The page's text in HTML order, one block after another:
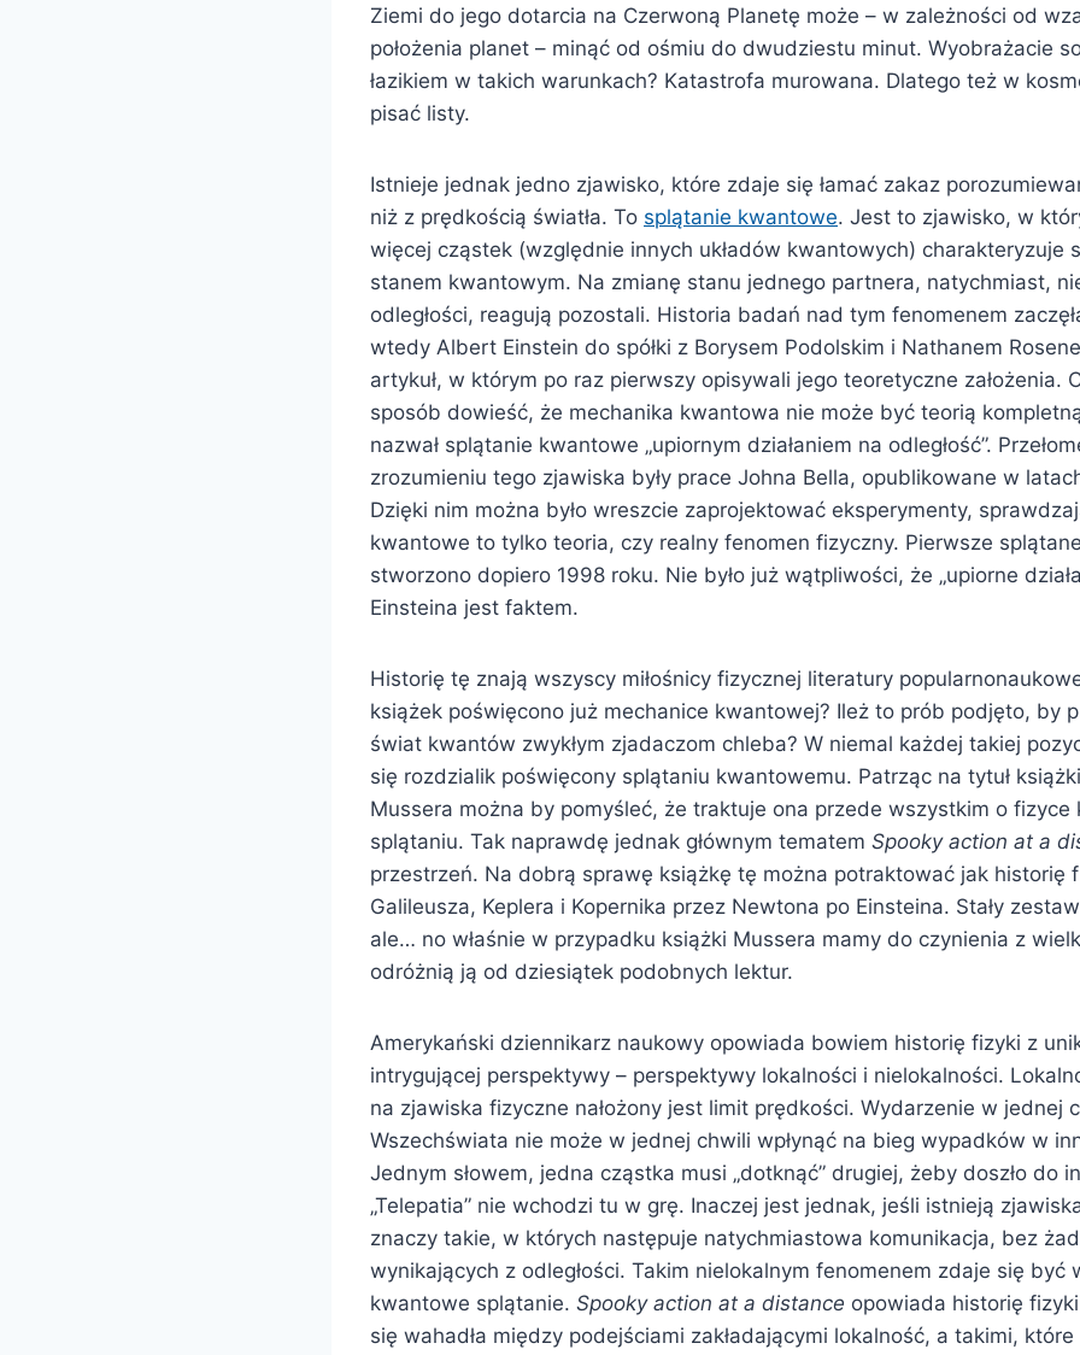
Ziemi do jego dotarcia na Czerwoną Planetę może – w zależności od
położenia planet – minąć od ośmiu do dwudziestu minut. Wyobrażacie
łazikiem w takich warunkach? Katastrofa murowana. Dlatego też w
pisać listy.
Istnieje jednak jedno zjawisko, które zdaje się łamać zakaz
niż z prędkością światła. To splątanie kwantowe. Jest to zjawisko, w
więcej cząstek (względnie innych układów kwantowych) charakteryzuje
stanem kwantowym. Na zmianę stanu jednego partnera, natychmiast,
odległości, reagują pozostali. Historia badań nad tym fenomenem
wtedy Albert Einstein do spółki z Borysem Podolskim i Nathanem
artykuł, w którym po raz pierwszy opisywali jego teoretyczne założenia.
sposób dowieść, że mechanika kwantowa nie może być teorią
nazwał splątanie kwantowe „upiornym działaniem na odległość”.
zrozumieniu tego zjawiska były prace Johna Bella, opublikowane w
Dzięki nim można było wreszcie zaprojektować eksperymenty,
kwantowe to tylko teoria, czy realny fenomen fizyczny. Pierwsze
stworzono dopiero 1998 roku. Nie było już wątpliwości, że „upiorne
Einsteina jest faktem.
Historię tę znają wszyscy miłośnicy fizycznej literatury
książek poświęcono już mechanice kwantowej? Ileż to prób podjęto, by
świat kwantów zwykłym zjadaczom chleba? W niemal każdej takiej
się rozdzialik poświęcony splątaniu kwantowemu. Patrząc na tytuł książki
Mussera można by pomyśleć, że traktuje ona przede wszystkim o fizyce
splątaniu. Tak naprawdę jednak głównym tematem Spooky action at a
przestrzeń. Na dobrą sprawę książkę tę można potraktować jak historię
Galileusza, Keplera i Kopernika przez Newtona po Einsteina. Stały
ale… no właśnie w przypadku książki Mussera mamy do czynienia z
odróżnią ją od dziesiątek podobnych lektur.
Amerykański dziennikarz naukowy opowiada bowiem historię fizyki z
intrygującej perspektywy – perspektywy lokalności i nielokalności.
na zjawiska fizyczne nałożony jest limit prędkości. Wydarzenie w jednej
Wszechświata nie może w jednej chwili wpłynąć na bieg wypadków w
Jednym słowem, jedna cząstka musi „dotknąć” drugiej, żeby doszło do
„Telepatia” nie wchodzi tu w grę. Inaczej jest jednak, jeśli istnieją
znaczy takie, w których następuje natychmiastowa komunikacja, bez
wynikających z odległości. Takim nielokalnym fenomenem zdaje się być
kwantowe splątanie. Spooky action at a distance opowiada historię
się wahadła między podejściami zakładającymi lokalność, a takimi, które